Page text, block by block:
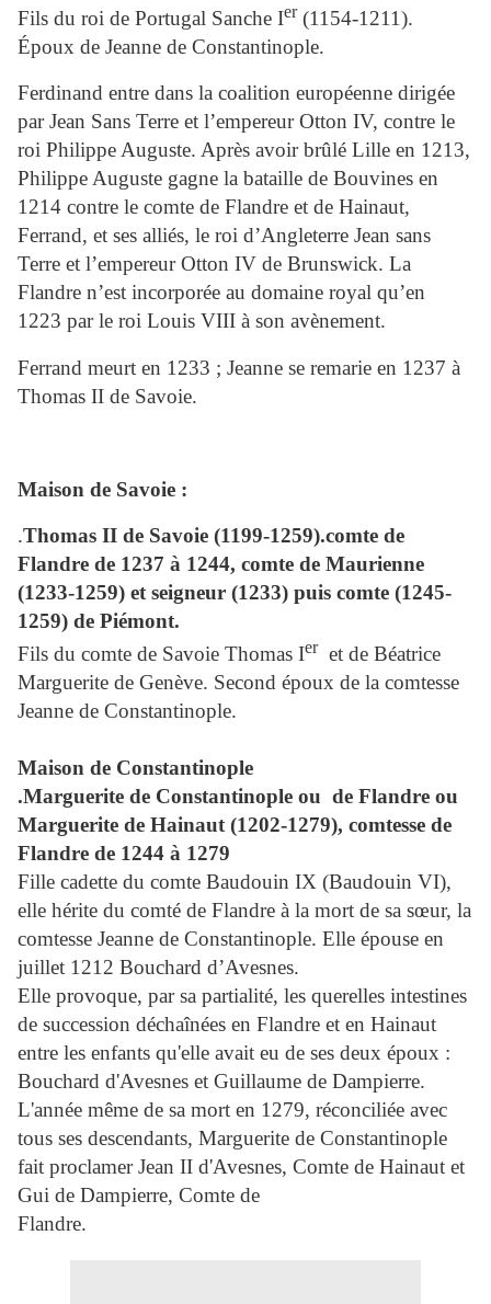
Fils du roi de Portugal Sanche Ier(1154-1211).
Époux de Jeanne de Constantinople.
Ferdinand entre dans la coalition européenne dirigée
par Jean Sans Terre et l’empereur Otton IV, contre le
roi Philippe Auguste. Après avoir brûlé Lille en 1213,
Philippe Auguste gagne la bataille de Bouvines en
1214 contre le comte de Flandre et de Hainaut,
Ferrand, et ses alliés, le roi d’Angleterre Jean sans
Terre et l’empereur Otton IV de Brunswick. La
Flandre n’est incorporée au domaine royal qu’en
1223 par le roi Louis VIII à son avènement.
Ferrand meurt en 1233 ; Jeanne se remarie en 1237 à
Thomas II de Savoie.
Maison de Savoie :
.Thomas II de Savoie (1199-1259).comte de
Flandre de 1237 à 1244, comte de Maurienne
(1233-1259) et seigneur (1233) puis comte (1245-
1259) de Piémont.
Fils du comte de Savoie Thomas Ier et de Béatrice
Marguerite de Genève. Second époux de la comtesse
Jeanne de Constantinople.
Maison de Constantinople
.Marguerite de Constantinople ou de Flandre ou
Marguerite de Hainaut (1202-1279), comtesse de
Flandre de 1244 à 1279
Fille cadette du comte Baudouin IX (Baudouin VI),
elle hérite du comté de Flandre à la mort de sa sœur, la
comtesse Jeanne de Constantinople. Elle épouse en
juillet 1212 Bouchard d’Avesnes.
Elle provoque, par sa partialité, les querelles intestines
de succession déchaînées en Flandre et en Hainaut
entre les enfants qu'elle avait eu de ses deux époux :
Bouchard d'Avesnes et Guillaume de Dampierre.
L'année même de sa mort en 1279, réconciliée avec
tous ses descendants, Marguerite de Constantinople
fait proclamer Jean II d'Avesnes, Comte de Hainaut et
Gui de Dampierre, Comte de
Flandre.